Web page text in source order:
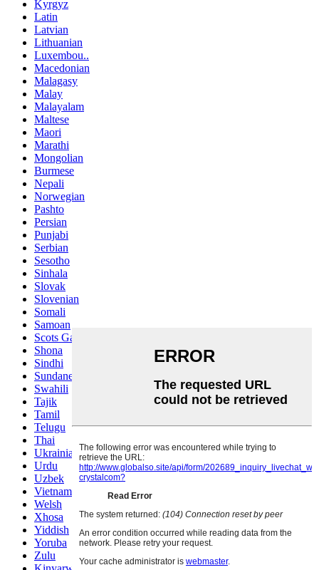
Kyrgyz
Latin
Latvian
Lithuanian
Luxembou..
Macedonian
Malagasy
Malay
Malayalam
Maltese
Maori
Marathi
Mongolian
Burmese
Nepali
Norwegian
Pashto
Persian
Punjabi
Serbian
Sesotho
Sinhala
Slovak
Slovenian
Somali
Samoan
Scots Gaelic
Shona
Sindhi
Sundanese
Swahili
Tajik
Tamil
Telugu
Thai
Ukrainian
Urdu
Uzbek
Vietnamese
Welsh
Xhosa
Yiddish
Yoruba
Zulu